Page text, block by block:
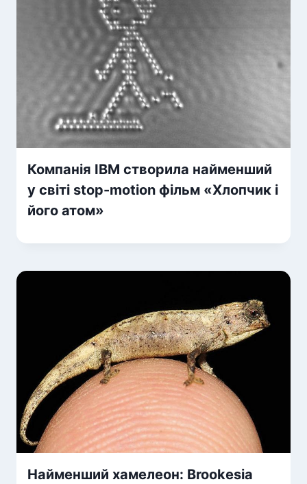
Компанія IBM створила найменший
у світі stop-motion фільм «Хлопчик і
його атом»
Найменший хамелеон: Brookesia